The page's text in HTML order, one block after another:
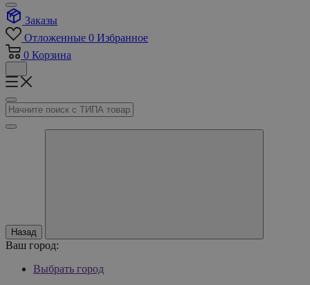
Заказы
Отложенные 0 Избранное
0 Корзина
Назад
Ваш город:
Выбрать город